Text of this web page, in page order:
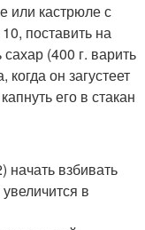
или кастрюле с
поставить на
(400 г. варить
он загустеет
его в стакан
начать взбивать
в